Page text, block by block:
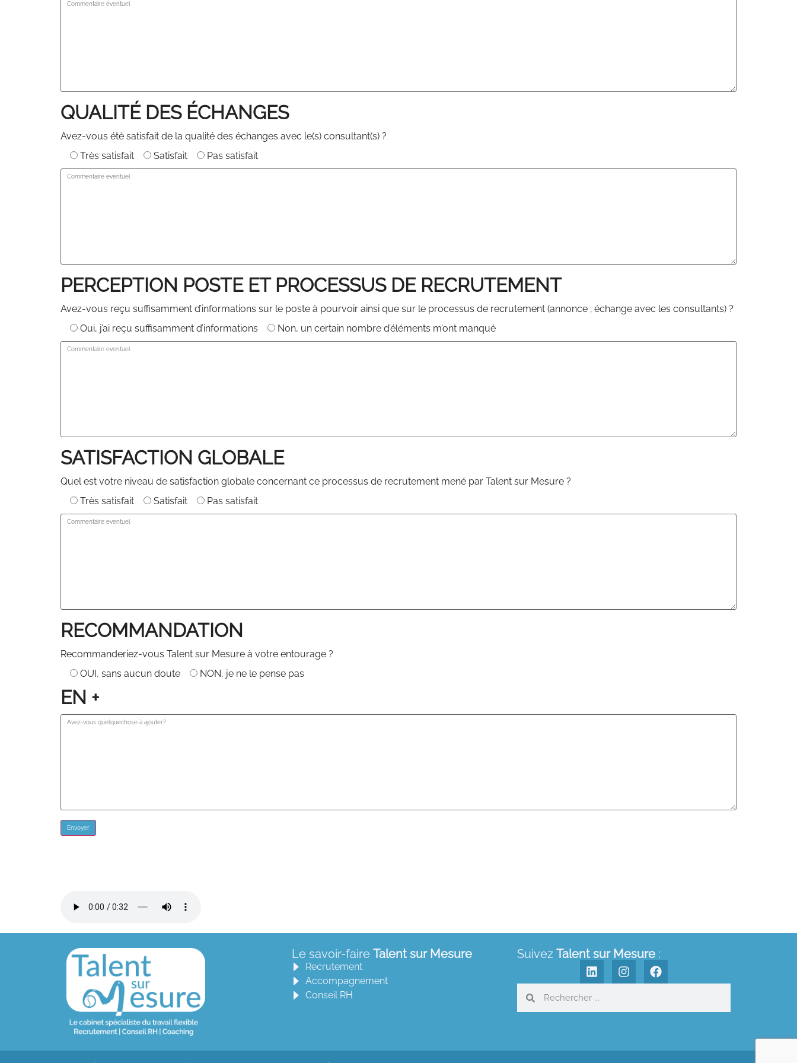
QUALITÉ DES ÉCHANGES
Avez-vous été satisfait de la qualité des échanges avec le(s) consultant(s) ?
Très satisfait
Satisfait Pas satisfait
PERCEPTION POSTE ET PROCESSUS DE RECRUTEMENT
Avez-vous reçu suffisamment d’informations sur le poste à pourvoir ainsi que sur le processus de recrutement (annonce ; échange avec les consultants) ?
Oui, j’ai reçu suffisamment d’informations
Non, un certain nombre d’éléments m’ont manqué
SATISFACTION GLOBALE
Quel est votre niveau de satisfaction globale concernant ce processus de recrutement mené par Talent sur Mesure ?
Très satisfait
Satisfait Pas satisfait
RECOMMANDATION
Recommanderiez-vous Talent sur Mesure à votre entourage ?
OUI, sans aucun doute
NON, je ne le pense pas
EN +
Le savoir-faire Talent sur Mesure
Recrutement
Accompagnement
Conseil RH
Suivez Talent sur Mesure :